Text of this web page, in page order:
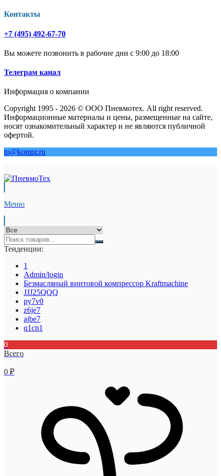
Контакты
+7 (495) 492-67-70
Вы можете позвонить в рабочие дни с 9:00 до 18:00
Телеграм канал
Информация о компании
Copyright 1995 - 2026 © ООО Пневмотех. All right reserved.
Информационные материалы и цены, размещенные на сайте,
носят ознакомительный характер и не являются публичной
офертой.
to@kompr.ru
Меню
Тенденции:
1
Admin/login
Безмасляный винтовой компрессор Kraftmaсhine
JJJ25QQQ
py7v0
z6je7
ajbe7
q1cn1
0
Всего
0 ₽